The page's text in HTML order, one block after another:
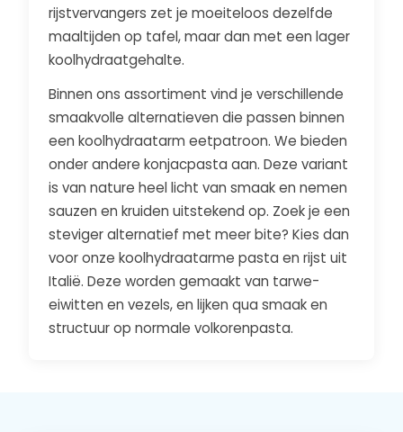
rijstvervangers zet je moeiteloos dezelfde
maaltijden op tafel, maar dan met een lager
koolhydraatgehalte.
Binnen ons assortiment vind je verschillende
smaakvolle alternatieven die passen binnen
een koolhydraatarm eetpatroon. We bieden
onder andere konjacpasta aan. Deze variant
is van nature heel licht van smaak en nemen
sauzen en kruiden uitstekend op. Zoek je een
steviger alternatief met meer bite? Kies dan
voor onze koolhydraatarme pasta en rijst uit
Italië. Deze worden gemaakt van tarwe-
eiwitten en vezels, en lijken qua smaak en
structuur op normale volkorenpasta.